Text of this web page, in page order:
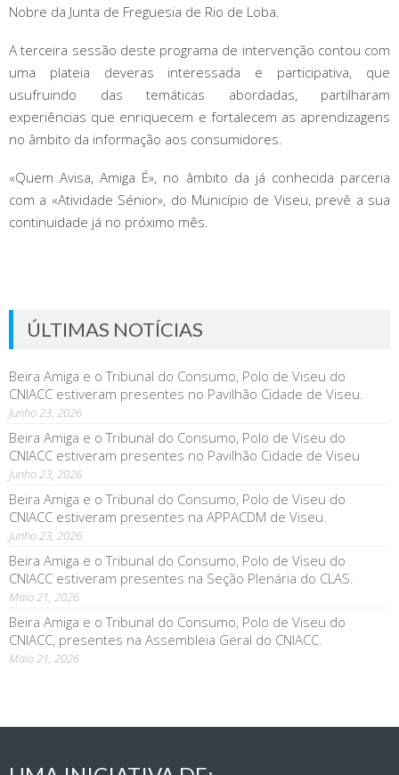
Nobre da Junta de Freguesia de Rio de Loba.
A terceira sessão deste programa de intervenção contou com
uma plateia deveras interessada e participativa, que
usufruindo das temáticas abordadas, partilharam
experiências que enriquecem e fortalecem as aprendizagens
no âmbito da informação aos consumidores.
«Quem Avisa, Amiga É», no âmbito da já conhecida parceria
com a «Atividade Sénior», do Município de Viseu, prevê a sua
continuidade já no próximo mês.
ÚLTIMAS NOTÍCIAS
Beira Amiga e o Tribunal do Consumo, Polo de Viseu do
CNIACC estiveram presentes no Pavilhão Cidade de Viseu.
Junho 23, 2026
Beira Amiga e o Tribunal do Consumo, Polo de Viseu do
CNIACC estiveram presentes no Pavilhão Cidade de Viseu
Junho 23, 2026
Beira Amiga e o Tribunal do Consumo, Polo de Viseu do
CNIACC estiveram presentes na APPACDM de Viseu.
Junho 23, 2026
Beira Amiga e o Tribunal do Consumo, Polo de Viseu do
CNIACC estiveram presentes na Seção Plenária do CLAS.
Maio 21, 2026
Beira Amiga e o Tribunal do Consumo, Polo de Viseu do
CNIACC, presentes na Assembleia Geral do CNIACC.
Maio 21, 2026